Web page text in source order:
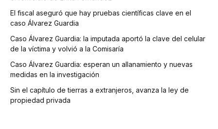
El fiscal aseguró que hay pruebas científicas clave en el
caso Álvarez Guardia
Caso Álvarez Guardia: la imputada aportó la clave del celular
de la víctima y volvió a la Comisaría
Caso Álvarez Guardia: esperan un allanamiento y nuevas
medidas en la investigación
Sin el capítulo de tierras a extranjeros, avanza la ley de
propiedad privada